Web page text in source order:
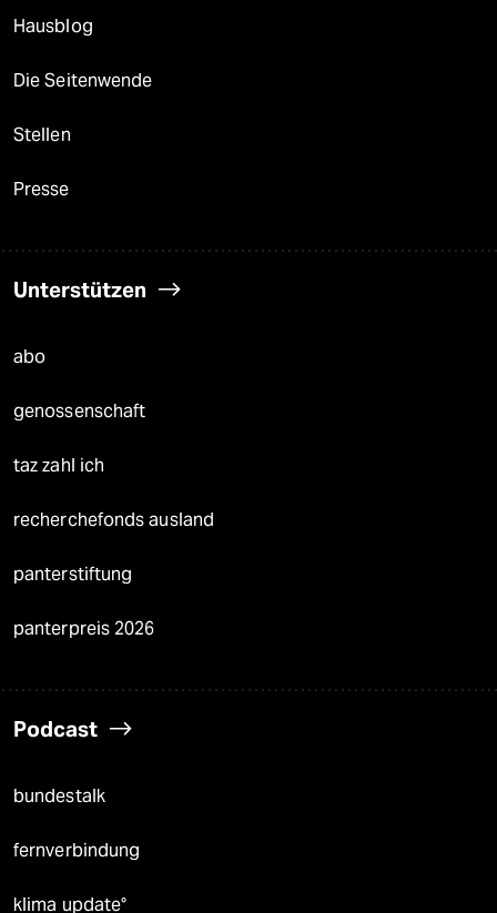
Hausblog
Die Seitenwende
Stellen
Presse
Unterstützen
abo
genossenschaft
taz zahl ich
recherchefonds ausland
panterstiftung
panterpreis 2026
Podcast
bundestalk
fernverbindung
klima update°